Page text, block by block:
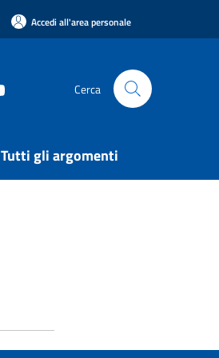
Accedi all'area personale
Cerca
Tutti gli argomenti